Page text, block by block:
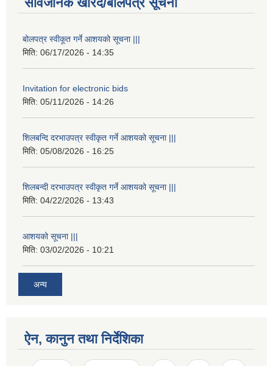
बोलपत्र स्वीकूत गर्ने आशयको सूचना |||
मिति: 06/17/2026 - 14:35
Invitation for electronic bids
मिति: 05/11/2026 - 14:26
शिलबन्दि दरभाउपत्र स्वीकृत गर्ने आशयको सूचना |||
मिति: 05/08/2026 - 16:25
शिलबन्दी दरभाउपत्र स्वीकृत गर्ने आशयको सूचना |||
मिति: 04/22/2026 - 13:43
आशयको सूचना |||
मिति: 03/02/2026 - 10:21
अन्य
ऐन, कानुन तथा निर्देशिका